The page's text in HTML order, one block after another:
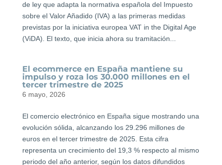
de ley que adapta la normativa española del Impuesto
sobre el Valor Añadido (IVA) a las primeras medidas
previstas por la iniciativa europea VAT in the Digital Age
(ViDA). El texto, que inicia ahora su tramitación...
El ecommerce en España mantiene su
impulso y roza los 30.000 millones en el
tercer trimestre de 2025
6 mayo, 2026
El comercio electrónico en España sigue mostrando una
evolución sólida, alcanzando los 29.296 millones de
euros en el tercer trimestre de 2025. Esta cifra
representa un crecimiento del 19,3 % respecto al mismo
periodo del año anterior, según los datos difundidos